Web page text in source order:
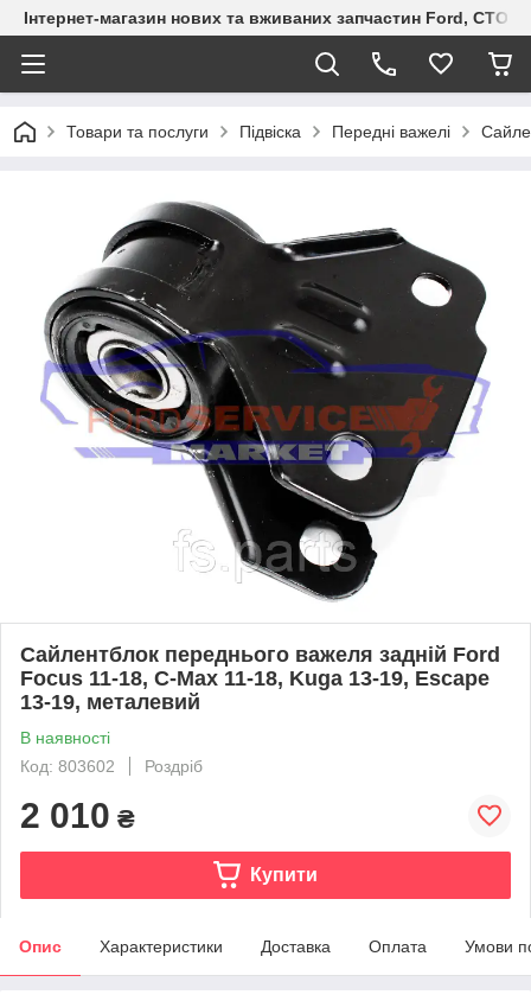
Інтернет-магазин нових та вживаних запчастин Ford, СТО
Товари та послуги Підвіска Передні важелі
Сайлентблок переднього важеля задній Ford
Focus 11-18, C-Max 11-18, Kuga 13-19, Escape
13-19, металевий
В наявності
Код: 803602
Роздріб
2 010 ₴
Купити
Опис Характеристики Доставка Оплата Умови